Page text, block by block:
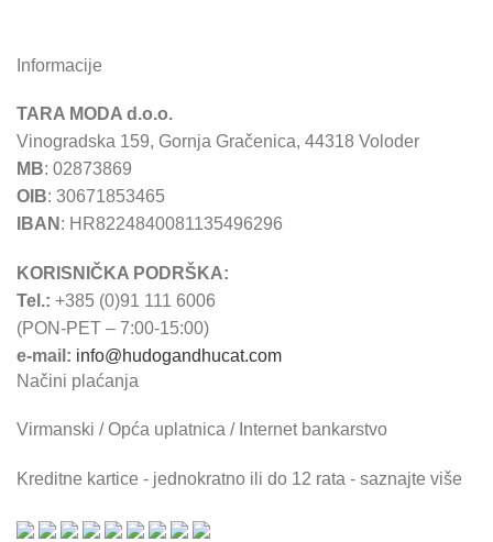
Informacije
TARA MODA d.o.o.
Vinogradska 159, Gornja Gračenica, 44318 Voloder
MB: 02873869
OIB: 30671853465
IBAN : HR8224840081135496296
KORISNIČKA PODRŠKA:
Tel.: +385 (0)91 111 6006
(PON-PET – 7:00-15:00)
e-mail: info@hudogandhucat.com
Načini plaćanja
Virmanski / Opća uplatnica / Internet bankarstvo
Kreditne kartice - jednokratno ili do 12 rata - saznajte više